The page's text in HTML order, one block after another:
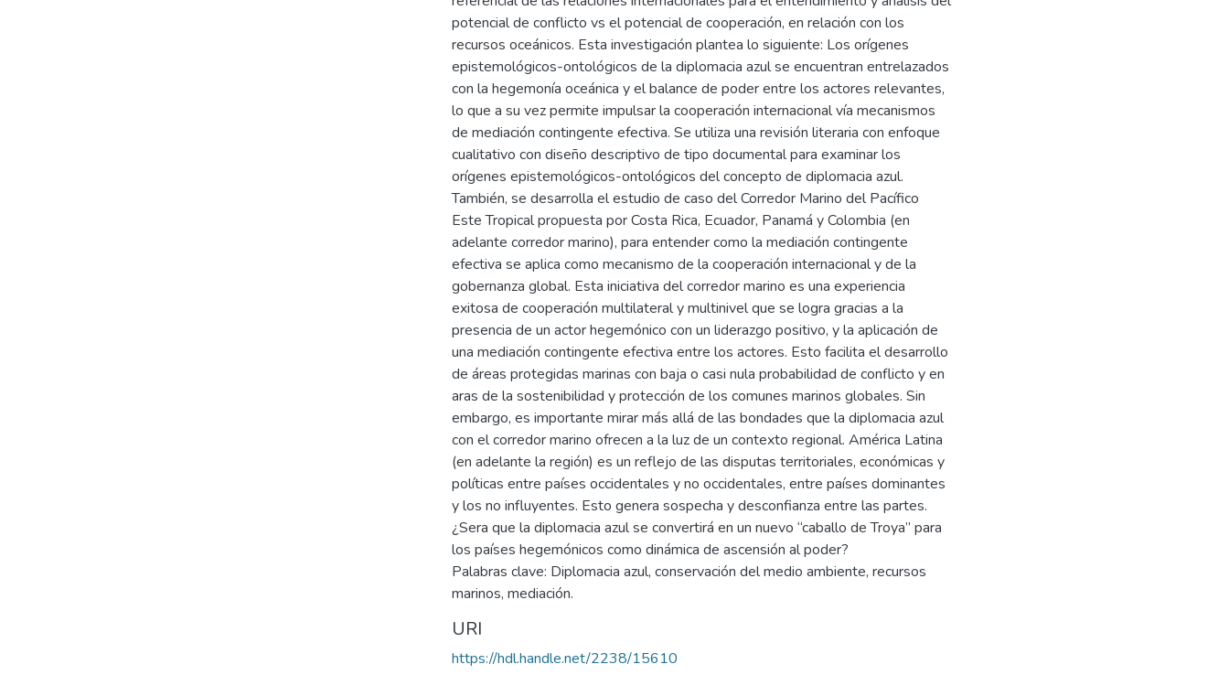
potencial de conflicto vs el potencial de cooperación, en relación con los
recursos oceánicos. Esta investigación plantea lo siguiente: Los orígenes
epistemológicos-ontológicos de la diplomacia azul se encuentran entrelazados
con la hegemonía oceánica y el balance de poder entre los actores relevantes,
lo que a su vez permite impulsar la cooperación internacional vía mecanismos
de mediación contingente efectiva. Se utiliza una revisión literaria con enfoque
cualitativo con diseño descriptivo de tipo documental para examinar los
orígenes epistemológicos-ontológicos del concepto de diplomacia azul.
También, se desarrolla el estudio de caso del Corredor Marino del Pacífico
Este Tropical propuesta por Costa Rica, Ecuador, Panamá y Colombia (en
adelante corredor marino), para entender como la mediación contingente
efectiva se aplica como mecanismo de la cooperación internacional y de la
gobernanza global. Esta iniciativa del corredor marino es una experiencia
exitosa de cooperación multilateral y multinivel que se logra gracias a la
presencia de un actor hegemónico con un liderazgo positivo, y la aplicación de
una mediación contingente efectiva entre los actores. Esto facilita el desarrollo
de áreas protegidas marinas con baja o casi nula probabilidad de conflicto y en
aras de la sostenibilidad y protección de los comunes marinos globales. Sin
embargo, es importante mirar más allá de las bondades que la diplomacia azul
con el corredor marino ofrecen a la luz de un contexto regional. América Latina
(en adelante la región) es un reflejo de las disputas territoriales, económicas y
políticas entre países occidentales y no occidentales, entre países dominantes
y los no influyentes. Esto genera sospecha y desconfianza entre las partes.
¿Sera que la diplomacia azul se convertirá en un nuevo “caballo de Troya” para
los países hegemónicos como dinámica de ascensión al poder?
Palabras clave: Diplomacia azul, conservación del medio ambiente, recursos
marinos, mediación.
URI
https://hdl.handle.net/2238/15610